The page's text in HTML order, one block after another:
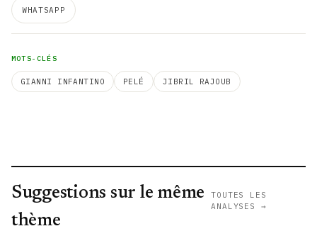
WHATSAPP
MOTS-CLÉS
GIANNI INFANTINO PELÉ JIBRIL RAJOUB
Suggestions sur le même
thème
TOUTES LES
ANALYSES →